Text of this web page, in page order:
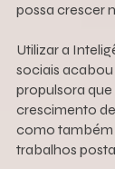
possa crescer
Utilizar a
sociais
propulsora
crescimento
como também
trabalhos